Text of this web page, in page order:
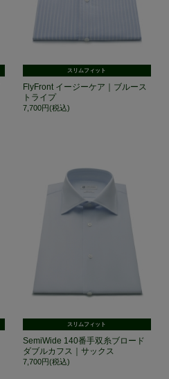
スリムフィット
FlyFront イージーケア｜ブルース
トライプ
7,700円(税込)
スリムフィット
SemiWide 140番手双糸ブロード
ダブルカフス｜サックス
7,700円(税込)